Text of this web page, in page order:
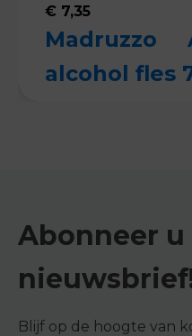
€ 7,35
Madruzzo
alcohol fles
Abonneer u
Blijf op de hoogte van